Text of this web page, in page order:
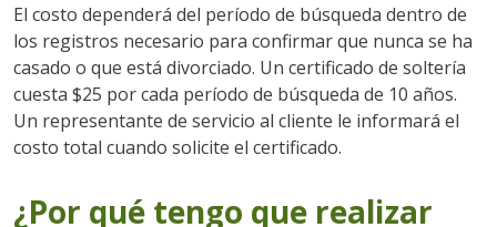
El costo dependerá del período de búsqueda dentro de
los registros necesario para confirmar que nunca se ha
casado o que está divorciado. Un certificado de soltería
cuesta $25 por cada período de búsqueda de 10 años.
Un representante de servicio al cliente le informará el
costo total cuando solicite el certificado.
¿Por qué tengo que realizar